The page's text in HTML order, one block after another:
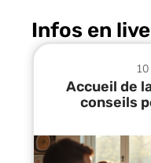
Infos en live
Accueil de
conseils